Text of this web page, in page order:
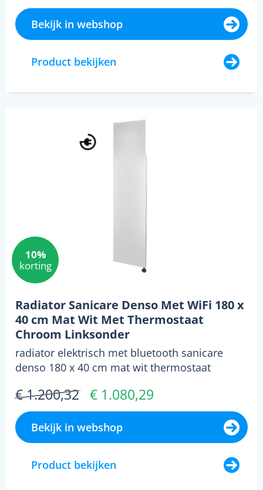
Bekijk in webshop
Product bekijken
10%
korting
Radiator Sanicare Denso Met WiFi 180 x
40 cm Mat Wit Met Thermostaat
Chroom Linksonder
radiator elektrisch met bluetooth sanicare
denso 180 x 40 cm mat wit thermostaat
€ 1.200,32 € 1.080,29
Bekijk in webshop
Product bekijken